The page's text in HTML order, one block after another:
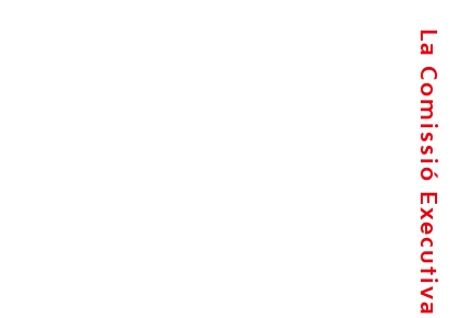
La Comissió Executiva